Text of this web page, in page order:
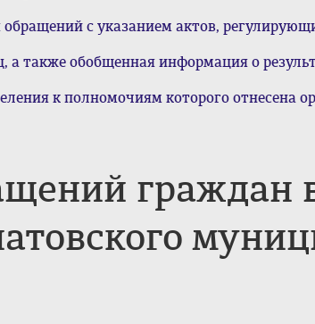
с указанием актов,
а также обобщенная информация о
к полномочиям которого отнесена
граждан